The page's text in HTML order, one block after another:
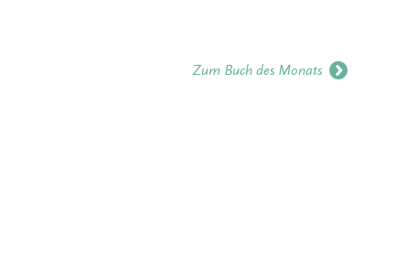
Zum Buch des Monats